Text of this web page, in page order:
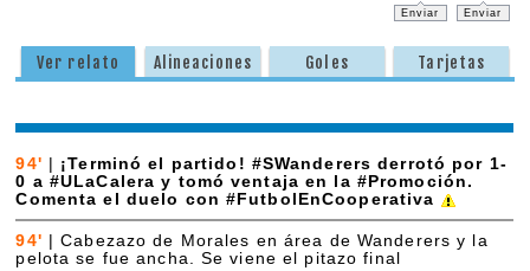
Enviar Enviar
Ver relato Alineaciones Goles Tarjetas
94' | ¡Terminó el partido! #SWanderers derrotó por 1-
0 a #ULaCalera y tomó ventaja en la #Promoción.
Comenta el duelo con #FutbolEnCooperativa
94' |Cabezazo de Morales en área de Wanderers y la
pelota se fue ancha. Se viene el pitazo final